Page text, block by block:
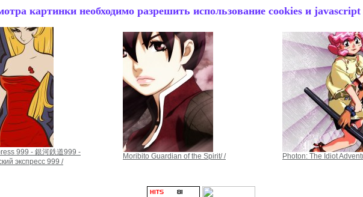
картинки необходимо разрешить использование cookies и
999 - 銀河鉄道999 -
экспресс 999 /
Moribito Guardian of the Spirit/ / Photon: The Idiot